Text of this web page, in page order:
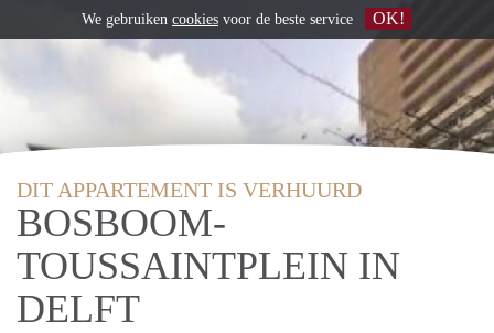
DIT APPARTEMENT IS VERHUURD
BOSBOOM-
TOUSSAINTPLEIN IN
DELFT
We gebruiken cookies voor de beste service OK!